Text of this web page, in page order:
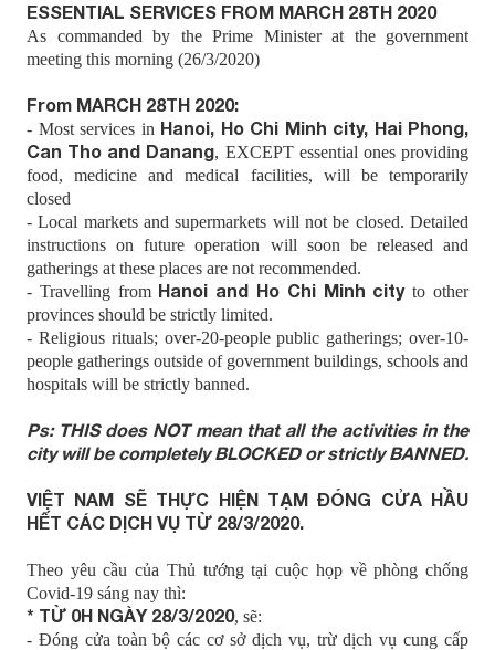
ESSENTIAL SERVICES FROM MARCH 28TH 2020
As commanded by the Prime Minister at the government
meeting this morning (26/3/2020)
From MARCH 28TH 2020:
- Most services in Hanoi, Ho Chi Minh city, Hai Phong,
Can Tho and Danang, EXCEPT essential ones providing
food, medicine and medical facilities, will be temporarily
closed
- Local markets and supermarkets will not be closed. Detailed
instructions on future operation will soon be released and
gatherings at these places are not recommended.
- Travelling from Hanoi and Ho Chi Minh cityto other
provinces should be strictly limited.
- Religious rituals; over-20-people public gatherings; over-10-
people gatherings outside of government buildings, schools and
hospitals will be strictly banned.
Ps: THIS does NOT mean that all the activities in the
city will be completely BLOCKED or strictly BANNED.
VIỆT NAM SẼ THỰC HIỆN TẠM ĐÓNG CỬA HẦU
HẾT CÁC DỊCH VỤ TỪ 28/3/2020.
Theo yêu cầu của Thủ tướng tại cuộc họp về phòng chống
Covid-19 sáng nay thì:
* TỪ 0H NGÀY 28/3/2020, sẽ:
- Đóng cửa toàn bộ các cơ sở dịch vụ, trừ dịch vụ cung cấp